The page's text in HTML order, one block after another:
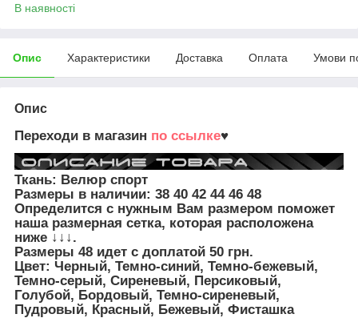
В наявності
Опис Характеристики Доставка Оплата Умови
Опис
Переходи в магазин по ссылке♥
Ткань: Велюр спорт
Размеры в наличии: 38 40 42 44 46 48
Определится с нужным Вам размером поможет
наша размерная сетка, которая расположена
ниже ↓↓↓.
Размеры 48 идет с доплатой 50 грн.
Цвет: Черный, Темно-синий, Темно-бежевый,
Темно-серый, Сиреневый, Персиковый,
Голубой, Бордовый, Темно-сиреневый,
Пудровый, Красный, Бежевый, Фисташка